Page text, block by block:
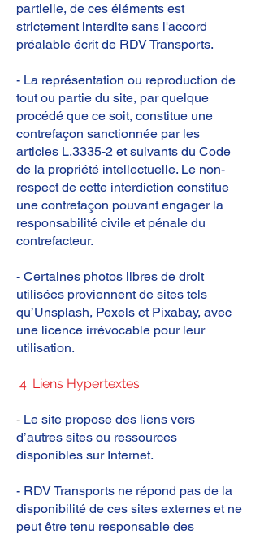
partielle, de ces éléments est
strictement interdite sans l'accord
préalable écrit de RDV Transports.
- La représentation ou reproduction de
tout ou partie du site, par quelque
procédé que ce soit, constitue une
contrefaçon sanctionnée par les
articles L.3335-2 et suivants du Code
de la propriété intellectuelle. Le non-
respect de cette interdiction constitue
une contrefaçon pouvant engager la
responsabilité civile et pénale du
contrefacteur.
- Certaines photos libres de droit
utilisées proviennent de sites tels
qu’Unsplash, Pexels et Pixabay, avec
une licence irrévocable pour leur
utilisation.
4. Liens Hypertextes
- Le site propose des liens vers
d’autres sites ou ressources
disponibles sur Internet.
- RDV Transports ne répond pas de la
disponibilité de ces sites externes et ne
peut être tenu responsable des